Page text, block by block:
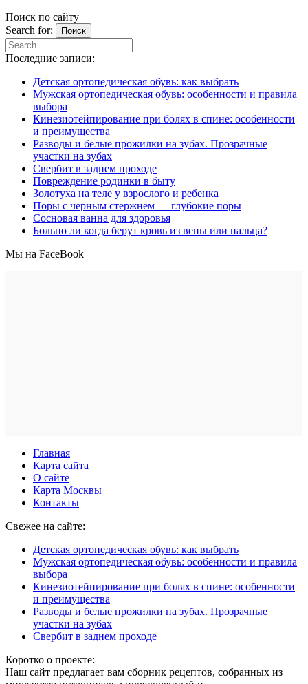
Поиск по сайту
Search for:
Поиск
Последние записи:
Детская ортопедическая обувь: как выбрать
Мужская ортопедическая обувь: особенности и правила
выбора
Кинезиотейпирование при болях в спине: особенности
и преимущества
Разводы и белые прожилки на зубах. Прозрачные
участки на зубах
Свербит в заднем проходе
Повреждение родинки в быту
Золотуха на теле у взрослого и ребенка
Поры с черным стержнем — глубокие поры
Сосновая ванна для здоровья
Больно ли когда берут кровь из вены или пальца?
Мы на FaceBook
Главная
Карта сайта
О сайте
Карта Москвы
Контакты
Свежее на сайте:
Детская ортопедическая обувь: как выбрать
Мужская ортопедическая обувь: особенности и правила
выбора
Кинезиотейпирование при болях в спине: особенности
и преимущества
Разводы и белые прожилки на зубах. Прозрачные
участки на зубах
Свербит в заднем проходе
Коротко о проекте:
Наш сайт предлагает вам сборник рецептов, собранных из